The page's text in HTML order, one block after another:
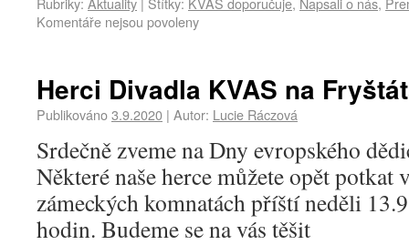
Komentáře nejsou povoleny
Herci Divadla KVAS na
Publikováno3.9.2020 | Autor: Lucie Ráczová
Srdečně zveme na Dny evropského
Některé naše herce můžete opět
zámeckých komnatách příští neděli
hodin. Budeme se na vás těšit